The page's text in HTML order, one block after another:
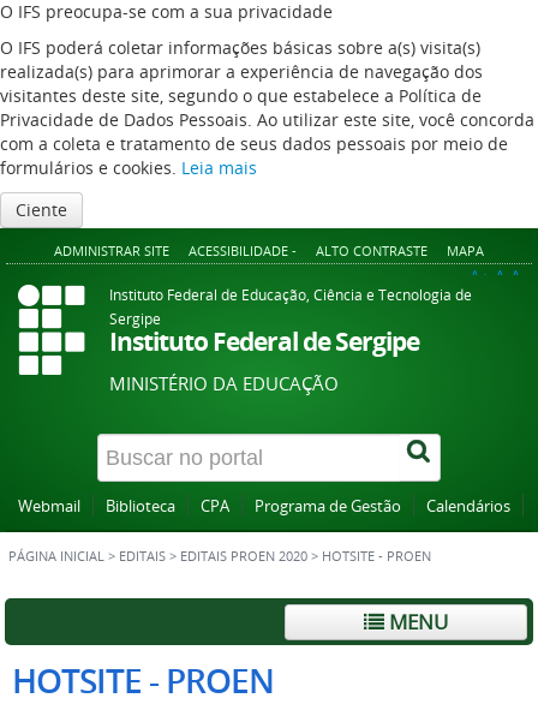
O IFS preocupa-se com a sua privacidade
O IFS poderá coletar informações básicas sobre a(s) visita(s)
realizada(s) para aprimorar a experiência de navegação dos
visitantes deste site, segundo o que estabelece a Política de
Privacidade de Dados Pessoais. Ao utilizar este site, você concorda
com a coleta e tratamento de seus dados pessoais por meio de
formulários e cookies. Leia mais
Ciente
ADMINISTRAR SITE ACESSIBILIDADE - ALTO CONTRASTE MAPA
A+ A A-
Instituto Federal de Educação, Ciência e Tecnologia de
Sergipe
Instituto Federal de Sergipe
MINISTÉRIO DA EDUCAÇÃO
Webmail Biblioteca CPA Programa de Gestão Calendários
PÁGINA INICIAL > EDITAIS > EDITAIS PROEN 2020 > HOTSITE - PROEN
MENU
HOTSITE - PROEN